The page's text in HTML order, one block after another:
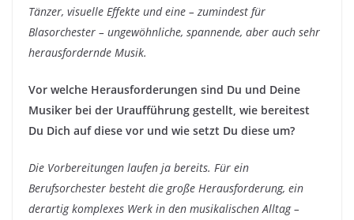
Tänzer, visuelle Effekte und eine – zumindest für
Blasorchester – ungewöhnliche, spannende, aber auch sehr
herausfordernde Musik.
Vor welche Herausforderungen sind Du und Deine
Musiker bei der Uraufführung gestellt, wie bereitest
Du Dich auf diese vor und wie setzt Du diese um?
Die Vorbereitungen laufen ja bereits. Für ein
Berufsorchester besteht die große Herausforderung, ein
derartig komplexes Werk in den musikalischen Alltag –